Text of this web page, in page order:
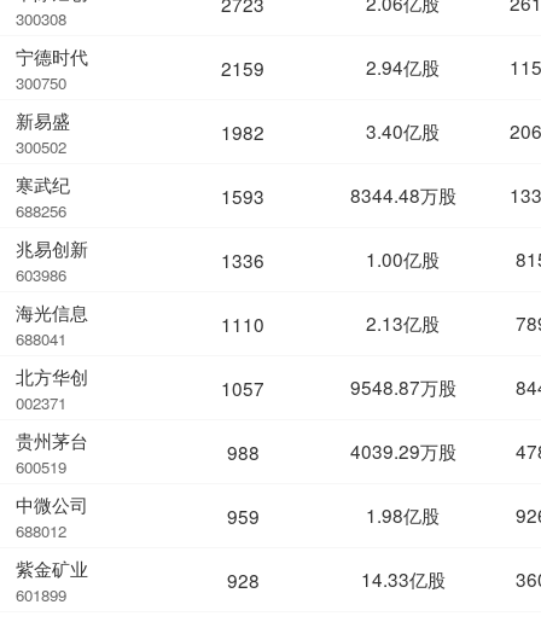
300308
宁德时代
300750
新易盛
300502
寒武纪
688256
兆易创新
603986
海光信息
688041
北方华创
002371
贵州茅台
600519
中微公司
688012
紫金矿业
601899
2159 2.94亿股
1982 3.40亿股
1593 8344.48万股
1336 1.00亿股
1110 2.13亿股
1057 9548.87万股
988 4039.29万股
959 1.98亿股
928 14.33亿股